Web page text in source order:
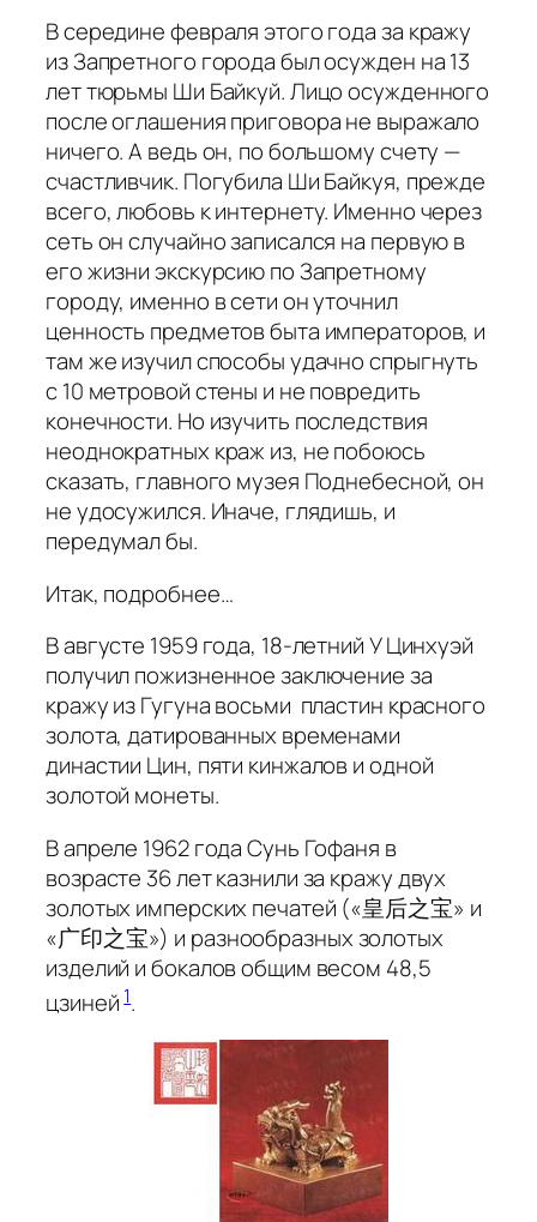
В середине февраля этого года за кражу
из Запретного города был осужден на 13
лет тюрьмы Ши Байкуй. Лицо осужденного
после оглашения приговора не выражало
ничего. А ведь он, по большому счету —
счастливчик. Погубила Ши Байкуя, прежде
всего, любовь к интернету. Именно через
сеть он случайно записался на первую в
его жизни экскурсию по Запретному
городу, именно в сети он уточнил
ценность предметов быта императоров, и
там же изучил способы удачно спрыгнуть
с 10 метровой стены и не повредить
конечности. Но изучить последствия
неоднократных краж из, не побоюсь
сказать, главного музея Поднебесной, он
не удосужился. Иначе, глядишь, и
передумал бы.
Итак, подробнее…
В августе 1959 года, 18-летний У Цинхуэй
получил пожизненное заключение за
кражу из Гугуна восьми пластин красного
золота, датированных временами
династии Цин, пяти кинжалов и одной
золотой монеты.
В апреле 1962 года Сунь Гофаня в
возрасте 36 лет казнили за кражу двух
золотых имперских печатей («皇后之宝» и
«广印之宝») и разнообразных золотых
изделий и бокалов общим весом 48,5
цзиней1.